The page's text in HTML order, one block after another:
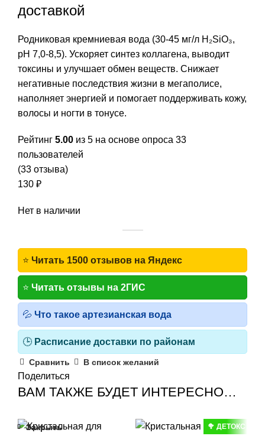
доставкой
Родниковая кремниевая вода (30-45 мг/л H₂SiO₃,
pH 7,0-8,5). Ускоряет синтез коллагена, выводит
токсины и улучшает обмен веществ. Снижает
негативные последствия жизни в мегаполисе,
наполняет энергией и помогает поддерживать кожу,
волосы и ногти в тонусе.
Рейтинг 5.00 из 5 на основе опроса 33
пользователей
(33 отзыва)
130 ₽
Нет в наличии
⭐ Читать 1500 отзывов на Яндекс
⭐ Читать отзывы на 2ГИС
💦 Что такое артезианская вода
🕒 Расписание доставки по районам
Сравнить В список желаний
Поделиться
ВАМ ТАКЖЕ БУДЕТ ИНТЕРЕСНО…
Закрыть
Закрыть
Закрыть 🥦 ДЕТОКС
Закрыть
Закрыть